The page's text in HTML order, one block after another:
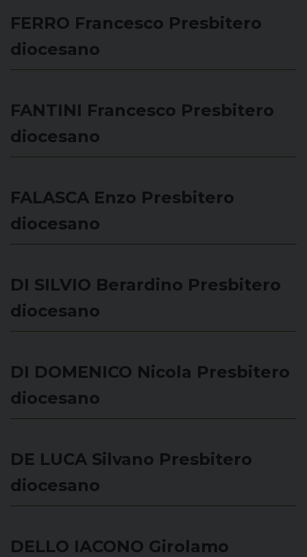
FERRO Francesco Presbitero
diocesano
FANTINI Francesco Presbitero
diocesano
FALASCA Enzo Presbitero
diocesano
DI SILVIO Berardino Presbitero
diocesano
DI DOMENICO Nicola Presbitero
diocesano
DE LUCA Silvano Presbitero
diocesano
DELLO IACONO Girolamo